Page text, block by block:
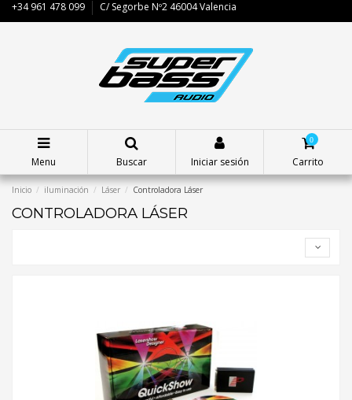
+34 961 478 099 C/ Segorbe Nº2 46004 Valencia
Menu Buscar Iniciar sesión
0
Carrito
Inicio iluminación Láser Controladora Láser
CONTROLADORA LÁSER